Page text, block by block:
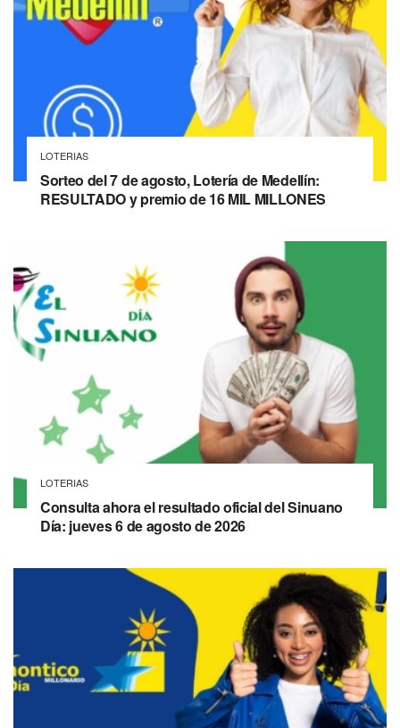
LOTERIAS
Sorteo del 7 de agosto, Lotería de Medellín:
RESULTADO y premio de 16 MIL MILLONES
LOTERIAS
Consulta ahora el resultado oficial del Sinuano
Día: jueves 6 de agosto de 2026